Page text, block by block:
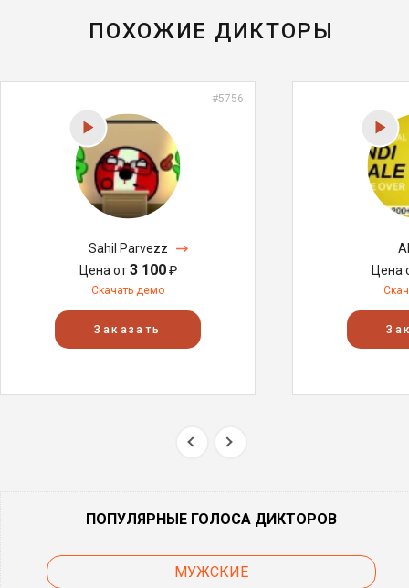
ПОХОЖИЕ ДИКТОРЫ
#5756
Sahil Parvezz
Цена от3 100₽
Скачать демо
Заказать
Цена
ПОПУЛЯРНЫЕ ГОЛОСА ДИКТОРОВ
МУЖСКИЕ